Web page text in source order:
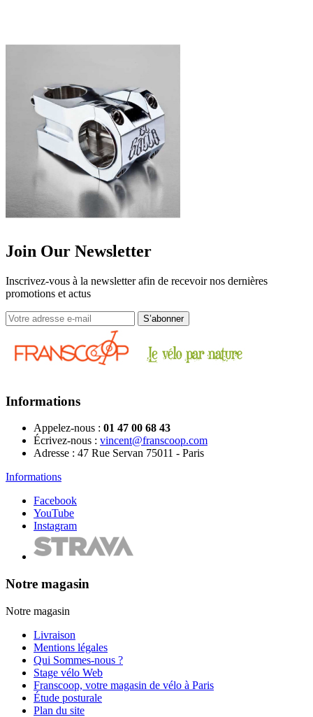
Join Our Newsletter
Inscrivez-vous à la newsletter afin de recevoir nos dernières
promotions et actus
Informations
Appelez-nous : 01 47 00 68 43
Écrivez-nous : vincent@franscoop.com
Adresse : 47 Rue Servan 75011 - Paris
Informations
Facebook
YouTube
Instagram
Notre magasin
Notre magasin
Livraison
Mentions légales
Qui Sommes-nous ?
Stage vélo Web
Franscoop, votre magasin de vélo à Paris
Étude posturale
Plan du site